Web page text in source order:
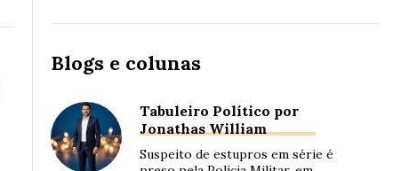
Blogs e colunas
Tabuleiro Político por
Jonathas William
Suspeito de estupros em série é